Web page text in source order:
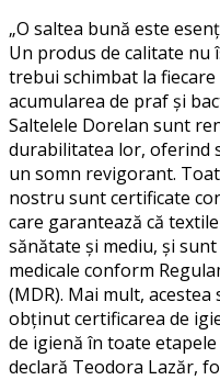
„O saltea bună este
Un produs de calitate nu
trebui schimbat la
acumularea de praf și
Saltelele Dorelan sunt
durabilitatea lor, oferind
un somn revigorant.
nostru sunt certificate
care garantează că
sănătate și mediu, și
medicale conform
(MDR). Mai mult,
obținut certificarea de
de igienă în toate
declară Teodora Lazăr,